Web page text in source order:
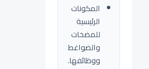
المكونات
الرئيسية
للمضخات
والضواغط
ووظائفها.